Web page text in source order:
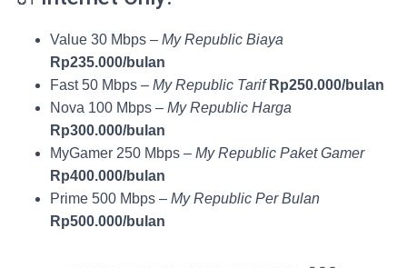
Value 30 Mbps – My Republic Biaya
Rp235.000/bulan
Fast 50 Mbps – My Republic Tarif Rp250.000/bulan
Nova 100 Mbps – My Republic Harga
Rp300.000/bulan
MyGamer 250 Mbps – My Republic Paket Gamer
Rp400.000/bulan
Prime 500 Mbps – My Republic Per Bulan
Rp500.000/bulan